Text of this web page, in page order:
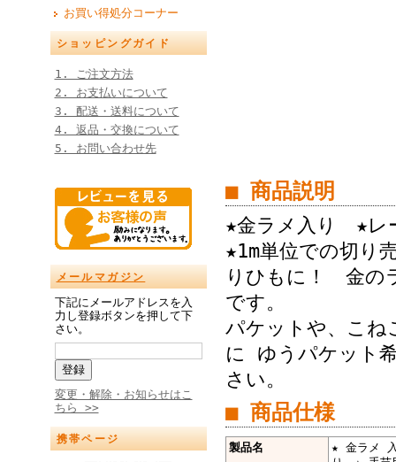
お買い得処分コーナー
ショッピングガイド
1. ご注文方法
2. お支払いについて
3. 配送・送料について
4. 返品・交換について
5. お問い合わせ先
メールマガジン
下記にメールアドレスを入
力し登録ボタンを押して下
さい。
変更・解除・お知らせはこ
ちら >>
携帯ページ
■ 商品説明
★金ラメ入り ★
★1m単位での切
りひもに！ 金の
です。 お届け
パケットや、こ
に ゆうパケット
さい。
■ 商品仕様
製品名
★ 金ラメ